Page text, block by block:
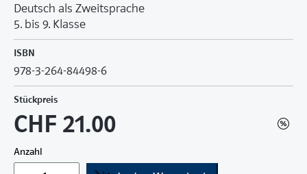
Deutsch als Zweitsprache
5. bis 9. Klasse
ISBN
978-3-264-84498-6
Stückpreis
CHF 21.00
Anzahl